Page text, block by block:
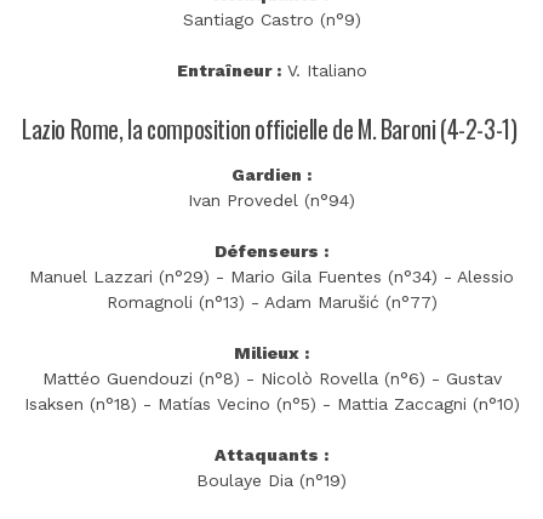
Santiago Castro (n°9)
Entraîneur :V. Italiano
Lazio Rome, la composition officielle de M. Baroni (4-2-3-1)
Gardien :
Ivan Provedel (n°94)
Défenseurs :
Manuel Lazzari (n°29) - Mario Gila Fuentes (n°34) - Alessio
Romagnoli (n°13) - Adam Marušić (n°77)
Milieux :
Mattéo Guendouzi (n°8) - Nicolò Rovella (n°6) - Gustav
Isaksen (n°18) - Matías Vecino (n°5) - Mattia Zaccagni (n°10)
Attaquants :
Boulaye Dia (n°19)